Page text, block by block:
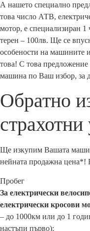
А нашето специално
това число АТВ,
мотор, е специализиран 1
терен – 100лв. Ще се
особености на машините
това! С това
машина по Ваш избор, за
Обратно
Ще изкупим Вашата
нейната продажна цена*!
Пробег
За електрически
електрически кросови
– до 1000км или до 1
настъпи първо);